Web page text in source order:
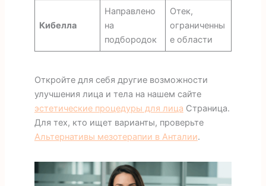
Кибелла
Направлено
на
подбородок
Отек,
ограниченны
е области
Откройте для себя другие возможности
улучшения лица и тела на нашем сайте
эстетические процедуры для лица Страница.
Для тех, кто ищет варианты, проверьте
Альтернативы мезотерапии в Анталии.